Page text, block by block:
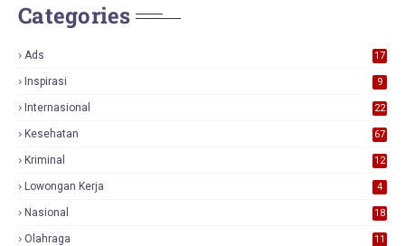
Categories
Ads
17
Inspirasi 9
Internasional 22
Kesehatan 67
Kriminal 12
Lowongan Kerja 4
Nasional
18
Olahraga 11